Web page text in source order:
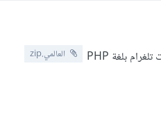
العالمي.zip